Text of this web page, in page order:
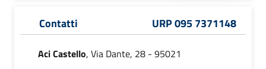
Contatti URP 095 7371148
Aci Castello, Via Dante, 28 - 95021